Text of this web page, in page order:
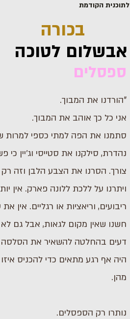
אבשלום לטוכה
ספסלים
"הורדנו את המבוך.
אני כל כך אוהב את המבוך.
סתמנו את הפה למתי כספי למרות
נהדרת, סילקנו את סטייסי וג׳יין כי
צורך. הסרנו את הצבע הלבן וזה
ויתרנו על ללכת ללונה פארק. אין
ריבועים, וריאציות או רגליים. אין
חשנו שאין מקום לגאות, אבל גם לא
דעים בהחלטה להשאיר את הסלסה
היה אף רגע מתאים כדי להכניס
מהן.
נותרו רק הספסלים.
בכורה
לתוכנית הקודמת